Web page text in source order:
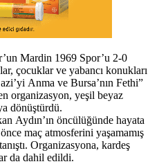
Mardin 1969 Spor’u 2-0
çocuklar ve yabancı konukları
Anma ve Bursa’nın Fethi”
organizasyon, yeşil beyaz
dönüştürdü.
Aydın’ın öncülüğünde hayata
maç atmosferini yaşamamış
Organizasyona, kardeş
da dahil edildi.